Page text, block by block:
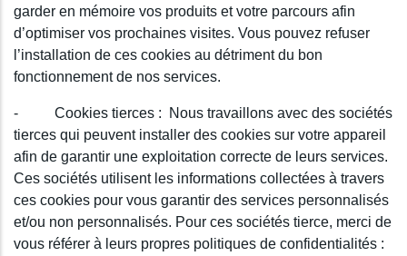
garder en mémoire vos produits et votre parcours afin
d’optimiser vos prochaines visites. Vous pouvez refuser
l’installation de ces cookies au détriment du bon
fonctionnement de nos services.
- Cookies tierces : Nous travaillons avec des sociétés
tierces qui peuvent installer des cookies sur votre appareil
afin de garantir une exploitation correcte de leurs services.
Ces sociétés utilisent les informations collectées à travers
ces cookies pour vous garantir des services personnalisés
et/ou non personnalisés. Pour ces sociétés tierce, merci de
vous référer à leurs propres politiques de confidentialités :